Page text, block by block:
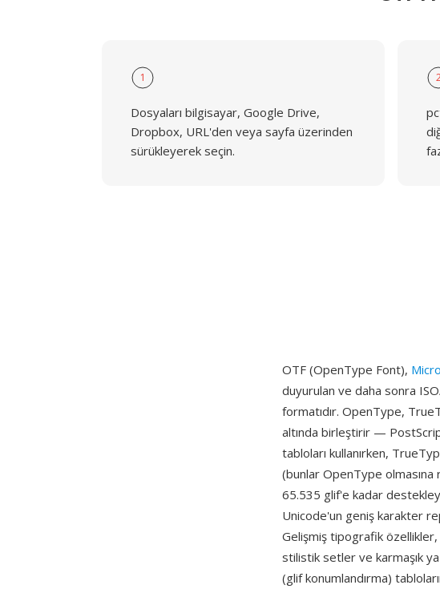
1
Dosyaları bilgisayar, Google Drive,
Dropbox, URL'den veya sayfa üzerinden
sürükleyerek seçin.
OTF (OpenType Font),
duyurulan ve daha sonra
formatıdır. OpenType,
altında birleştirir —
tabloları kullanırken,
(bunlar OpenType olmasına
65.535 glif'e kadar
Unicode'un geniş karakter
Gelişmiş tipografik
stilistik setler ve karmaşık
(glif konumlandırma)